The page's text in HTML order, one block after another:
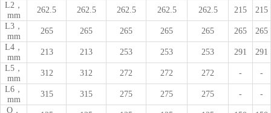
L2，
mm
262.5 262.5 262.5 262.5 262.5 215
215
L3，
mm
265 265 265 265 265 265
265
L4，
mm
213 213 253 253 253 291
291
L5，
mm
312 312 272 272 272 -
-
L6，
mm
315 315 275 275 275 -
-
O，